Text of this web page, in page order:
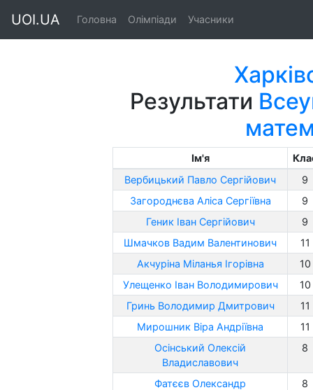
UOI.UA Головна Олімпіади Учасники
Результати
Ім'я
Вербицький Павло Сергійович
9
Загороднєва Аліса Сергіївна
9
Геник Іван Сергійович
9
Шмачков Вадим Валентинович
11
Акчуріна Міланья Ігорівна
10
Улещенко Іван Володимирович
10
Гринь Володимир Дмитрович
11
Мирошник Віра Андріївна
11
Осінський Олексій
Владиславович
8
Фатєєв Олександр
8